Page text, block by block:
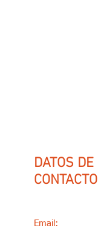
DATOS DE
CONTACTO
Email: